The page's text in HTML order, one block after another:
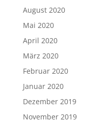
August 2020
Mai 2020
April 2020
März 2020
Februar 2020
Januar 2020
Dezember 2019
November 2019